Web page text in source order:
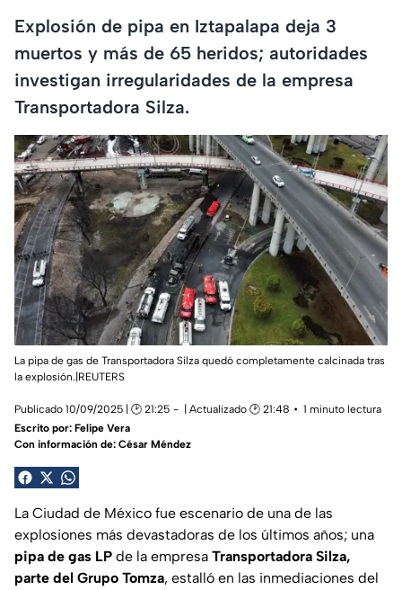
Explosión de pipa en Iztapalapa deja 3
muertos y más de 65 heridos; autoridades
investigan irregularidades de la empresa
Transportadora Silza.
La pipa de gas de Transportadora Silza quedó completamente calcinada tras
la explosión.|REUTERS
Publicado 10/09/2025 | 🕑 21:25 | Actualizado 🕑 21:48
1 minuto lectura
Escrito por: Felipe Vera
Con información de: César Méndez
La Ciudad de México fue escenario de una de las
explosiones más devastadoras de los últimos años; una
pipa de gas LP de la empresa Transportadora Silza,
parte del Grupo Tomza, estalló en las inmediaciones del